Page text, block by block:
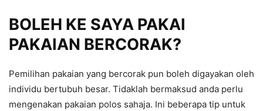
BOLEH KE SAYA PAKAI
PAKAIAN BERCORAK?
Pemilihan pakaian yang bercorak pun boleh digayakan oleh
individu bertubuh besar. Tidaklah bermaksud anda perlu
mengenakan pakaian polos sahaja. Ini beberapa tip untuk